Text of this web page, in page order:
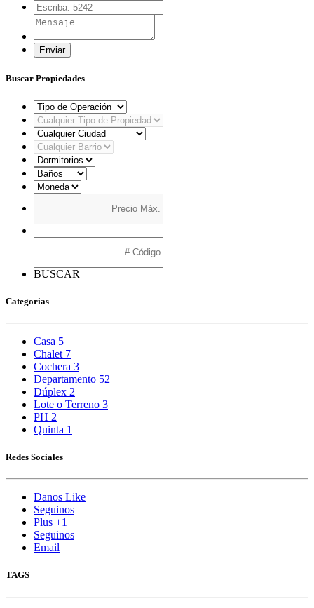
Enviar
Buscar Propiedades
BUSCAR
Categorias
Casa 5
Chalet 7
Cochera 3
Departamento 52
Dúplex 2
Lote o Terreno 3
PH 2
Quinta 1
Redes Sociales
Danos Like
Seguinos
Plus +1
Seguinos
Email
TAGS